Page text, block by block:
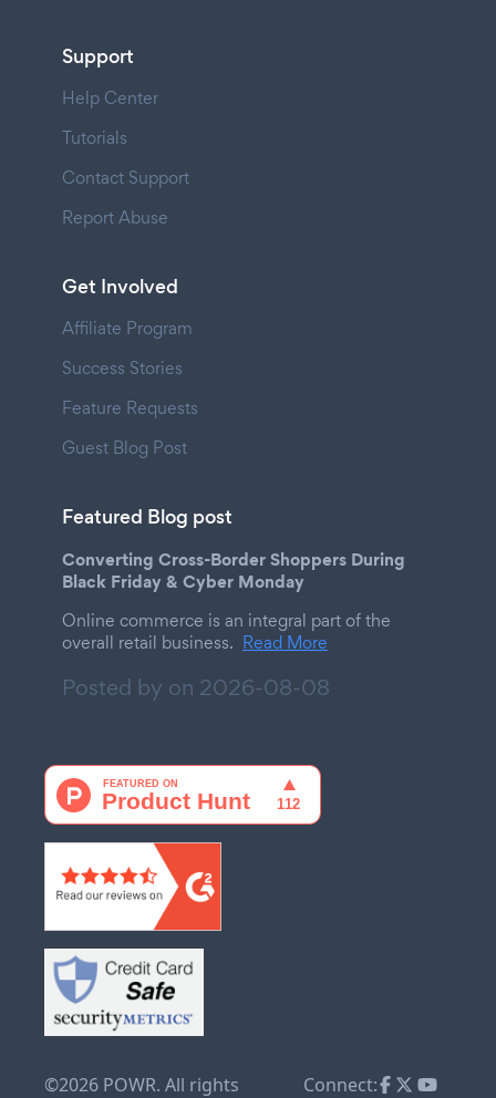
Support
Help Center
Tutorials
Contact Support
Report Abuse
Get Involved
Affiliate Program
Success Stories
Feature Requests
Guest Blog Post
Featured Blog post
Converting Cross-Border Shoppers During
Black Friday & Cyber Monday
Online commerce is an integral part of the
overall retail business. Read More
Posted by on 2026-08-08
©2026 POWR. All rights Connect: